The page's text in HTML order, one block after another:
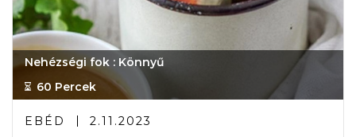
Nehézségi fok : Könnyű
60 Percek
EBÉD 2.11.2023